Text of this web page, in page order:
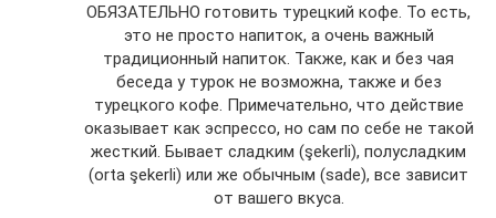
ОБЯЗАТЕЛЬНО готовить турецкий кофе. То есть,
это не просто напиток, а очень важный
традиционный напиток. Также, как и без чая
беседа у турок не возможна, также и без
турецкого кофе. Примечательно, что действие
оказывает как эспрессо, но сам по себе не такой
жесткий. Бывает сладким (şekerli), полусладким
(orta şekerli) или же обычным (sade), все зависит
от вашего вкуса.